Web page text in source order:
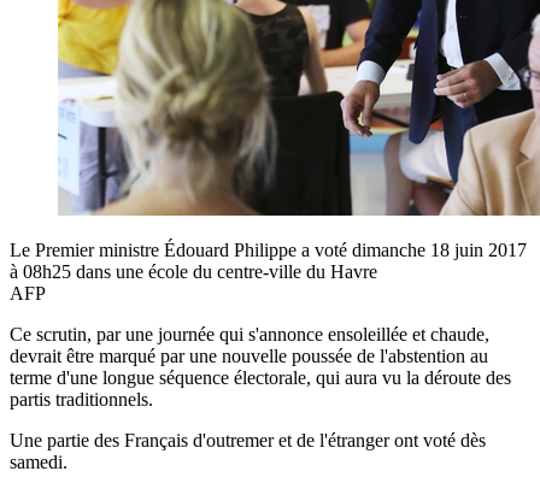
Le Premier ministre Édouard Philippe a voté dimanche 18 juin 2017
à 08h25 dans une école du centre-ville du Havre
AFP
Ce scrutin, par une journée qui s'annonce ensoleillée et chaude,
devrait être marqué par une nouvelle poussée de l'abstention au
terme d'une longue séquence électorale, qui aura vu la déroute des
partis traditionnels.
Une partie des Français d'outremer et de l'étranger ont voté dès
samedi.